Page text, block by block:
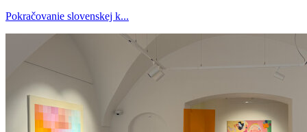
Pokračovanie slovenskej k...